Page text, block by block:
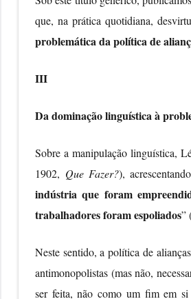
que, na prática quotidiana,
problemática da política de
III
Da dominação linguística à
Sobre a manipulação linguística,
1902, Que Fazer?),
indústria que foram
trabalhadores foram espoliados”
Neste sentido, a política de
antimonopolistas (mas não,
ser feita, não como um fim em si